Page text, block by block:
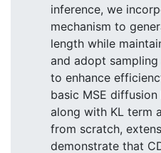
inference, we
mechanism to
length while
and adopt
to enhance
basic MSE
along with KL term
from scratch,
demonstrate that